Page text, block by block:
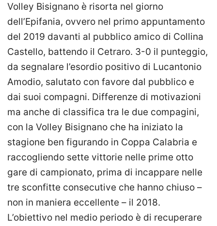
Volley Bisignano è risorta nel giorno
dell’Epifania, ovvero nel primo appuntamento
del 2019 davanti al pubblico amico di Collina
Castello, battendo il Cetraro. 3-0 il punteggio,
da segnalare l’esordio positivo di Lucantonio
Amodio, salutato con favore dal pubblico e
dai suoi compagni. Differenze di motivazioni
ma anche di classifica tra le due compagini,
con la Volley Bisignano che ha iniziato la
stagione ben figurando in Coppa Calabria e
raccogliendo sette vittorie nelle prime otto
gare di campionato, prima di incappare nelle
tre sconfitte consecutive che hanno chiuso –
non in maniera eccellente – il 2018.
L’obiettivo nel medio periodo è di recuperare